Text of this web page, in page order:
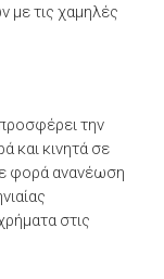
με τις χαμηλές
την
και κινητά σε
φορά ανανέωση
στις